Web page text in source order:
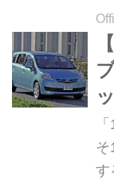
そ
す